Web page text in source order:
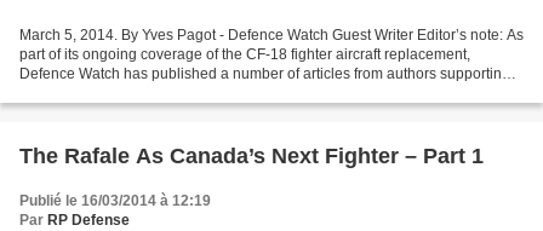
March 5, 2014. By Yves Pagot - Defence Watch Guest Writer Editor’s note: As
part of its ongoing coverage of the CF-18 fighter aircraft replacement,
Defence Watch has published a number of articles from authors supporting
The Rafale As Canada’s Next Fighter – Part 1
Publié le 16/03/2014 à 12:19
Par RP Defense